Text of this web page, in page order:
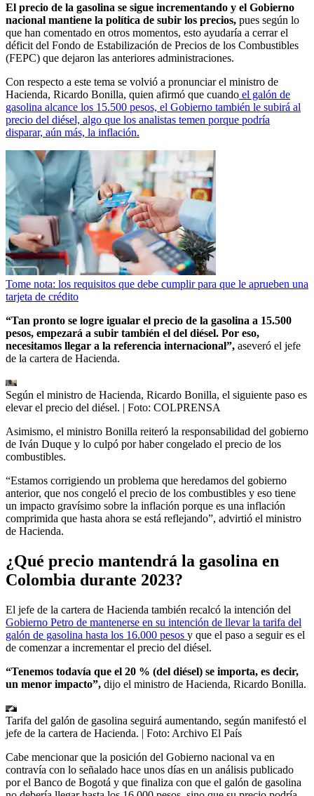
El precio de la gasolina se sigue incrementando y el Gobierno
nacional mantiene la política de subir los precios, pues según lo
que han comentado en otros momentos, esto ayudaría a cerrar el
déficit del Fondo de Estabilización de Precios de los Combustibles
(FEPC) que dejaron las anteriores administraciones.
Con respecto a este tema se volvió a pronunciar el ministro de
Hacienda, Ricardo Bonilla, quien afirmó que cuando el galón de
gasolina alcance los 15.500 pesos, el Gobierno también le subirá al
precio del diésel, algo que los analistas temen porque podría
disparar, aún más, la inflación.
Tome nota: los requisitos que debe cumplir para que le aprueben una
tarjeta de crédito
“Tan pronto se logre igualar el precio de la gasolina a 15.500
pesos, empezará a subir también el del diésel. Por eso,
necesitamos llegar a la referencia internacional”, aseveró el jefe
de la cartera de Hacienda.
Según el ministro de Hacienda, Ricardo Bonilla, el siguiente paso es
elevar el precio del diésel. | Foto: COLPRENSA
Asimismo, el ministro Bonilla reiteró la responsabilidad del gobierno
de Iván Duque y lo culpó por haber congelado el precio de los
combustibles.
“Estamos corrigiendo un problema que heredamos del gobierno
anterior, que nos congeló el precio de los combustibles y eso tiene
un impacto gravísimo sobre la inflación porque es una inflación
comprimida que hasta ahora se está reflejando”, advirtió el ministro
de Hacienda.
¿Qué precio mantendrá la gasolina en
Colombia durante 2023?
El jefe de la cartera de Hacienda también recalcó la intención del
Gobierno Petro de mantenerse en su intención de llevar la tarifa del
galón de gasolina hasta los 16.000 pesos y que el paso a seguir es el
de comenzar a incrementar el precio del diésel.
“Tenemos todavía que el 20 % (del diésel) se importa, es decir,
un menor impacto”, dijo el ministro de Hacienda, Ricardo Bonilla.
Tarifa del galón de gasolina seguirá aumentando, según manifestó el
jefe de la cartera de Hacienda. | Foto: Archivo El País
Cabe mencionar que la posición del Gobierno nacional va en
contravía con lo señalado hace unos días en un análisis publicado
por el Banco de Bogotá y que finaliza con que el galón de gasolina